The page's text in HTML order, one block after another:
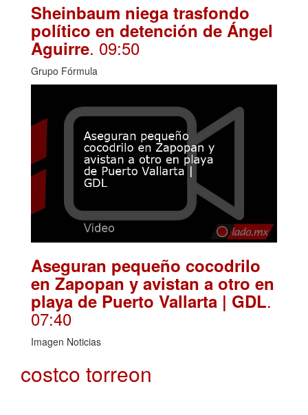
Sheinbaum niega trasfondo
político en detención de Ángel
Aguirre. 09:50
Grupo Fórmula
Aseguran pequeño cocodrilo
en Zapopan y avistan a otro en
playa de Puerto Vallarta | GDL.
07:40
Imagen Noticias
costco torreon